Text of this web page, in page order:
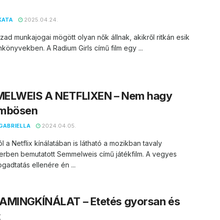
2025.04.24.
munkajogai mögött olyan nők állnak, akikről ritkán esik
A Radium Girls című film egy ...
A NETFLIXEN – Nem hagy
2024.04.05.
a Netflix kínálatában is látható a mozikban tavaly
bemutatott Semmelweis című játékfilm. A vegyes
ellenére én ...
– Etetés gyorsan és